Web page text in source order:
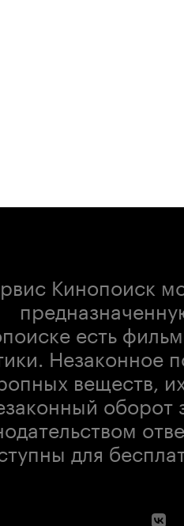
Кинопоиск
есть
Незаконное
веществ,
оборот
для